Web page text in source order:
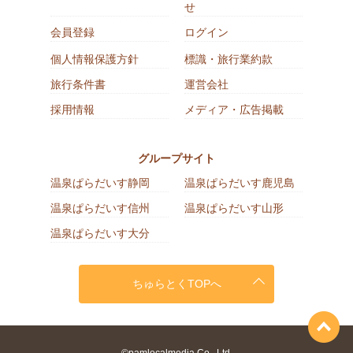
せ
会員登録
ログイン
個人情報保護方針
標識・旅行業約款
旅行条件書
運営会社
採用情報
メディア・広告掲載
グループサイト
温泉ぱらだいす静岡
温泉ぱらだいす鹿児島
温泉ぱらだいす信州
温泉ぱらだいす山形
温泉ぱらだいす大分
ちゅらとくTOPへ